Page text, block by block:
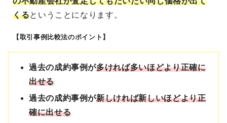
くるということになります。
【取引事例比較法のポイント】
過去の成約事例が多ければ多いほどより正確に
出せる
過去の成約事例が新しければ新しいほどより正
確に出せる